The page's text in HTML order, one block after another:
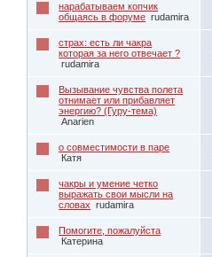
нарабатываем копчик
общаясь в форуме rudamira
страх: есть ли чакра
которая за него отвечает ?
rudamira
Вызывание чувства полета
отнимает или прибавляет
энергию? (Гуру-тема)
Anarien
о совместимости в паре
Катя
чакры и умение четко
выражать свои мысли на
словах
rudamira
Помогите, пожалуйста
Катерина